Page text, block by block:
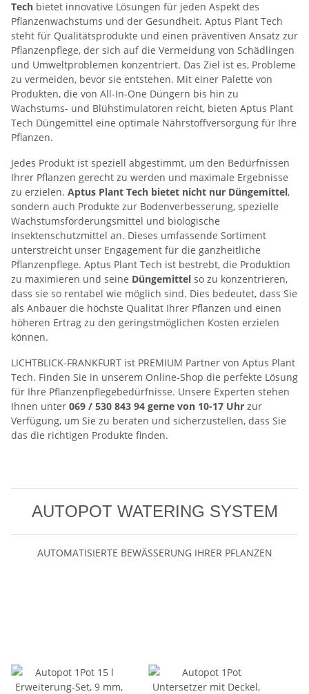
Tech bietet innovative Lösungen für jeden Aspekt des
Pflanzenwachstums und der Gesundheit. Aptus Plant Tech
steht für Qualitätsprodukte und einen präventiven Ansatz zur
Pflanzenpflege, der sich auf die Vermeidung von Schädlingen
und Umweltproblemen konzentriert. Das Ziel ist es, Probleme
zu vermeiden, bevor sie entstehen​​. Mit einer Palette von
Produkten, die von All-In-One Düngern bis hin zu
Wachstums- und Blühstimulatoren reicht, bieten Aptus Plant
Tech Düngemittel eine optimale Nährstoffversorgung für Ihre
Pflanzen.
Jedes Produkt ist speziell abgestimmt, um den Bedürfnissen
Ihrer Pflanzen gerecht zu werden und maximale Ergebnisse
zu erzielen​​. Aptus Plant Tech bietet nicht nur Düngemittel,
sondern auch Produkte zur Bodenverbesserung, spezielle
Wachstumsförderungsmittel und biologische
Insektenschutzmittel an. Dieses umfassende Sortiment
unterstreicht unser Engagement für die ganzheitliche
Pflanzenpflege​​. Aptus Plant Tech ist bestrebt, die Produktion
zu maximieren und seine Düngemittel so zu konzentrieren,
dass sie so rentabel wie möglich sind. Dies bedeutet, dass Sie
als Anbauer die höchste Qualität Ihrer Pflanzen und einen
höheren Ertrag zu den geringstmöglichen Kosten erzielen
können​​.
LICHTBLICK-FRANKFURT ist PREMIUM Partner von Aptus Plant
Tech. Finden Sie in unserem Online-Shop die perfekte Lösung
für Ihre Pflanzenpflegebedürfnisse. Unsere Experten stehen
Ihnen unter 069 / 530 843 94 gerne von 10-17 Uhr zur
Verfügung, um Sie zu beraten und sicherzustellen, dass Sie
das die richtigen Produkte finden.
AUTOPOT WATERING SYSTEM
AUTOMATISIERTE BEWÄSSERUNG IHRER PFLANZEN